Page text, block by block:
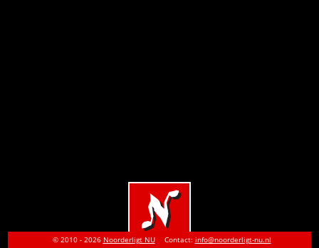
© 2010 - 2026 Noorderligt NU Contact: info@noorderligt-nu.nl